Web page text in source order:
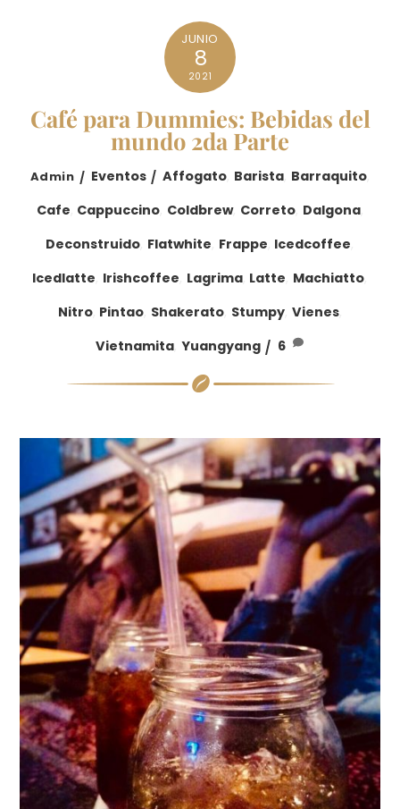
JUNIO
8
2021
Café para Dummies: Bebidas del
mundo 2da Parte
Admin Eventos Affogato Barista Barraquito,
Cafe Cappuccino Coldbrew, Correto, Dalgona,
Deconstruido Flatwhite Frappe Icedcoffee
Icedlatte Irishcoffee Lagrima, Latte Machiatto
Nitro, Pintao Shakerato Stumpy, Vienes,
Vietnamita Yuangyang 6